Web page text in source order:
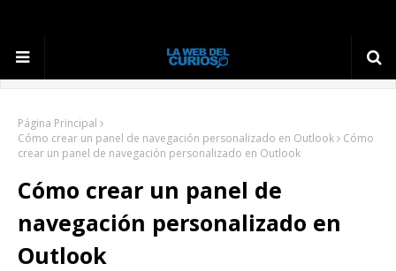
Página Principal
Cómo crear un panel de navegación personalizado en Outlook
Cómo
crear un panel de navegación personalizado en Outlook
Cómo crear un panel de
navegación personalizado en
Outlook